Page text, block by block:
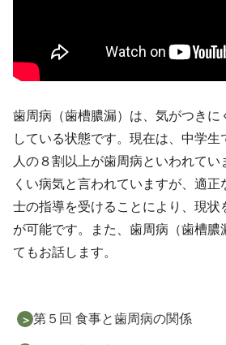
歯周病（歯槽膿漏）は、気がつきに
している状態です。現在は、中学
人の８割以上が歯周病といわれてい
くい病気と言われていますが、適
士の指導を受けることにより、現状
が可能です。また、歯周病（歯槽膿
てもお話します。
第５回 食事と歯周病の関係